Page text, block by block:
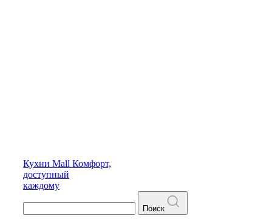
Кухни Mall Комфорт,
доступный
каждому
Поиск